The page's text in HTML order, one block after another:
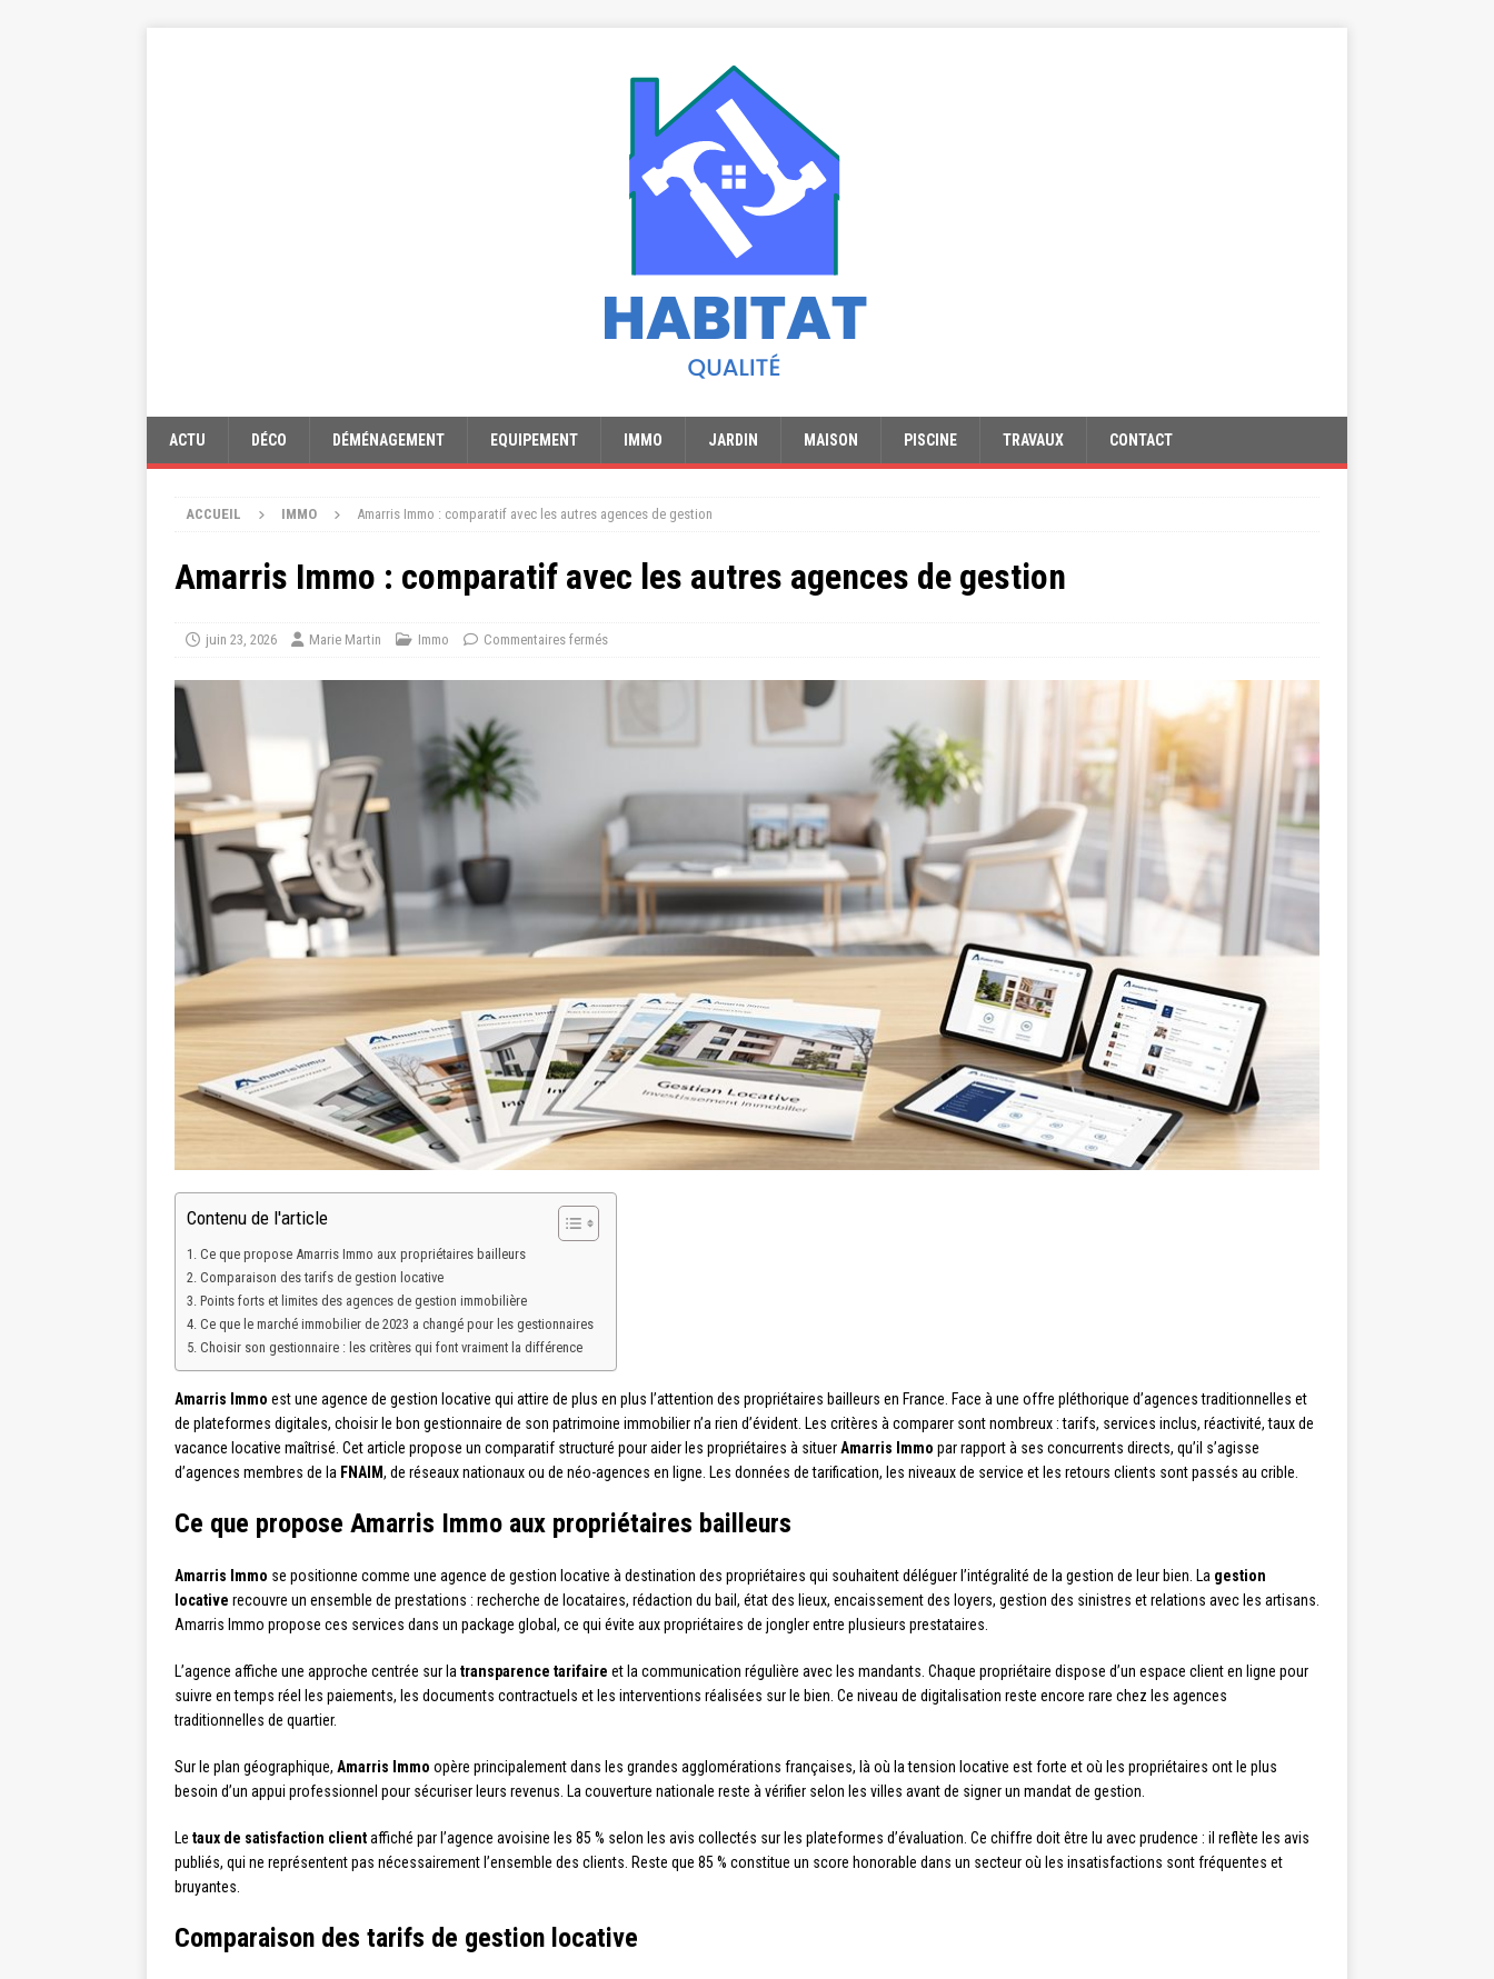
ACTU DÉCO DÉMÉNAGEMENT EQUIPEMENT IMMO JARDIN MAISON PISCINE TRAVAUX CONTACT
ACCUEIL IMMO Amarris Immo : comparatif avec les autres agences de gestion
Amarris Immo : comparatif avec les autres agences de gestion
juin 23, 2026 Marie Martin Immo Commentaires fermés
Contenu de l'article
Ce que propose Amarris Immo aux propriétaires bailleurs
Comparaison des tarifs de gestion locative
Points forts et limites des agences de gestion immobilière
Ce que le marché immobilier de 2023 a changé pour les gestionnaires
Choisir son gestionnaire : les critères qui font vraiment la différence
Amarris Immo est une agence de gestion locative qui attire de plus en plus l’attention des propriétaires bailleurs en France. Face à une offre pléthorique d’agences traditionnelles et
de plateformes digitales, choisir le bon gestionnaire de son patrimoine immobilier n’a rien d’évident. Les critères à comparer sont nombreux : tarifs, services inclus, réactivité, taux de
vacance locative maîtrisé. Cet article propose un comparatif structuré pour aider les propriétaires à situerAmarris Immo par rapport à ses concurrents directs, qu’il s’agisse
d’agences membres de la FNAIM, de réseaux nationaux ou de néo-agences en ligne. Les données de tarification, les niveaux de service et les retours clients sont passés au crible.
Ce que propose Amarris Immo aux propriétaires bailleurs
Amarris Immo se positionne comme une agence de gestion locative à destination des propriétaires qui souhaitent déléguer l’intégralité de la gestion de leur bien. La gestion
locative recouvre un ensemble de prestations : recherche de locataires, rédaction du bail, état des lieux, encaissement des loyers, gestion des sinistres et relations avec les artisans.
Amarris Immo propose ces services dans un package global, ce qui évite aux propriétaires de jongler entre plusieurs prestataires.
L’agence affiche une approche centrée sur la transparence tarifaire et la communication régulière avec les mandants. Chaque propriétaire dispose d’un espace client en ligne pour
suivre en temps réel les paiements, les documents contractuels et les interventions réalisées sur le bien. Ce niveau de digitalisation reste encore rare chez les agences
traditionnelles de quartier.
Sur le plan géographique, Amarris Immo opère principalement dans les grandes agglomérations françaises, là où la tension locative est forte et où les propriétaires ont le plus
besoin d’un appui professionnel pour sécuriser leurs revenus. La couverture nationale reste à vérifier selon les villes avant de signer un mandat de gestion.
Le taux de satisfaction clientaffiché par l’agence avoisine les 85 % selon les avis collectés sur les plateformes d’évaluation. Ce chiffre doit être lu avec prudence : il reflète les avis
publiés, qui ne représentent pas nécessairement l’ensemble des clients. Reste que 85 % constitue un score honorable dans un secteur où les insatisfactions sont fréquentes et
bruyantes.
Comparaison des tarifs de gestion locative